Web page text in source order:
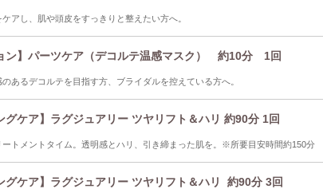
アし、肌や頭皮をすっきりと整えたい方へ。
ン】パーツケア（デコルテ温感マスク） 約10分 1回
あるデコルテを目指す方、ブライダルを控えている方へ。
グケア】ラグジュアリー ツヤリフト＆ハリ 約90分 1回
ートメントタイム。透明感とハリ、引き締まった肌を。※所要目安時間約150分
グケア】ラグジュアリー ツヤリフト＆ハリ 約90分 3回